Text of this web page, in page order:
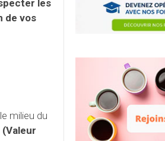
les
de vos
milieu du